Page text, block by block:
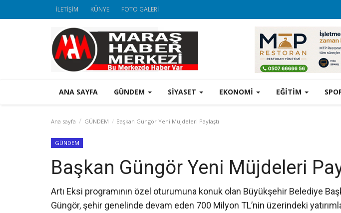
İLETİŞİM KÜNYE FOTO GALERİ
ANA SAYFA GÜNDEM SİYASET EKONOMİ EĞİTİM
Ana sayfa GÜNDEM Başkan Güngör Yeni Müjdeleri Paylaştı
GÜNDEM
Başkan Güngör Yeni Müjdeleri
Artı Eksi programının özel oturumuna konuk olan Büyükşehir Belediye
Güngör, şehir genelinde devam eden 700 Milyon TL’nin üzerindeki